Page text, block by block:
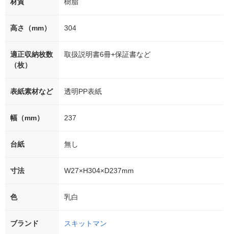
材質 樹脂
高さ（mm） 304
適正収納枚数
（枚）
取扱説明書6冊+保証書など
表紙素材など 透明PP表紙
幅（mm） 237
台紙 無し
寸法 W27×H304×D237mm
色 乳白
ブランド スキットマン